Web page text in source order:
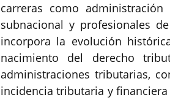
carreras como
subnacional y profesionales
incorpora la evolución
nacimiento del derecho
administraciones tributarias,
incidencia tributaria y